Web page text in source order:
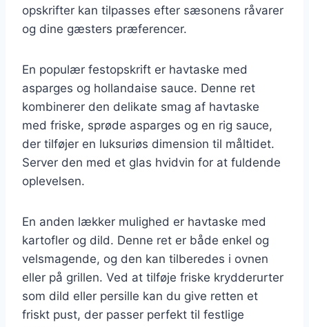
opskrifter kan tilpasses efter sæsonens råvarer
og dine gæsters præferencer.
En populær festopskrift er havtaske med
asparges og hollandaise sauce. Denne ret
kombinerer den delikate smag af havtaske
med friske, sprøde asparges og en rig sauce,
der tilføjer en luksuriøs dimension til måltidet.
Server den med et glas hvidvin for at fuldende
oplevelsen.
En anden lækker mulighed er havtaske med
kartofler og dild. Denne ret er både enkel og
velsmagende, og den kan tilberedes i ovnen
eller på grillen. Ved at tilføje friske krydderurter
som dild eller persille kan du give retten et
friskt pust, der passer perfekt til festlige